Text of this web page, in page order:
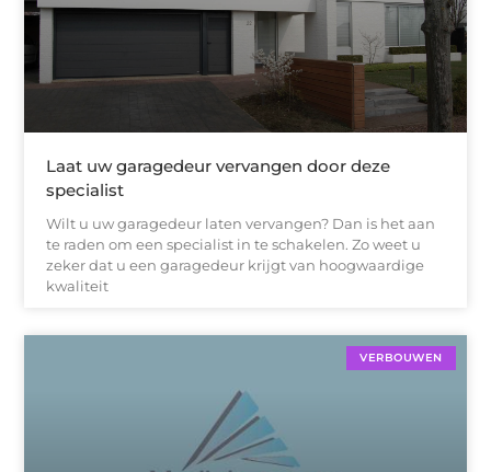
Laat uw garagedeur vervangen door deze
specialist
Wilt u uw garagedeur laten vervangen? Dan is het aan
te raden om een specialist in te schakelen. Zo weet u
zeker dat u een garagedeur krijgt van hoogwaardige
kwaliteit
VERBOUWEN